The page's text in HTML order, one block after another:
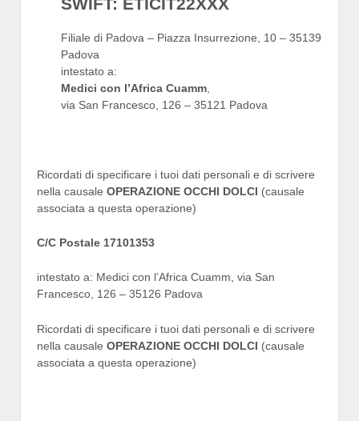
Filiale di Padova – Piazza Insurrezione, 10 – 35139
Padova
intestato a:
Medici con l’Africa Cuamm
via San Francesco, 126 – 35121 Padova
Ricordati di specificare i tuoi dati personali e di scrivere
nella causale OPERAZIONE OCCHI DOLCI (causale
associata a questa operazione)
C/C Postale 17101353
intestato a: Medici con l’Africa Cuamm, via San
Francesco, 126 – 35126 Padova
Ricordati di specificare i tuoi dati personali e di scrivere
nella causale OPERAZIONE OCCHI DOLCI (causale
associata a questa operazione)